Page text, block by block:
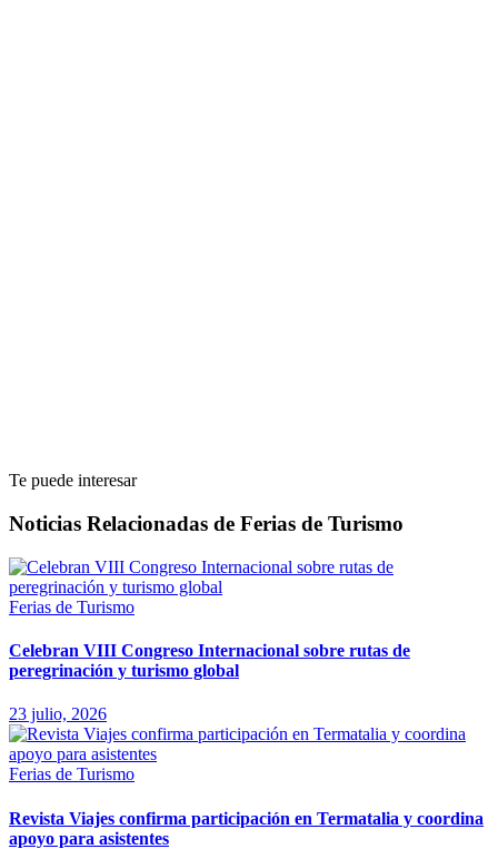
Te puede interesar
Noticias Relacionadas de Ferias de Turismo
Ferias de Turismo
Celebran VIII Congreso Internacional sobre rutas de
peregrinación y turismo global
23 julio, 2026
Ferias de Turismo
Revista Viajes confirma participación en Termatalia y coordina
apoyo para asistentes